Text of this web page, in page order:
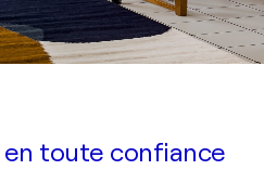
toute confiance